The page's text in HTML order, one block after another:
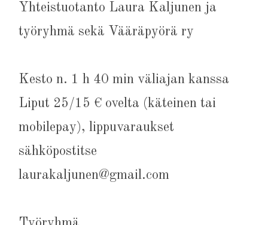
Yhteistuotanto Laura Kaljunen ja
työryhmä sekä Vääräpyörä ry
Kesto n. 1 h 40 min väliajan kanssa
Liput 25/15 € ovelta (käteinen tai
mobilepay), lippuvaraukset
sähköpostitse
laurakaljunen@gmail.com